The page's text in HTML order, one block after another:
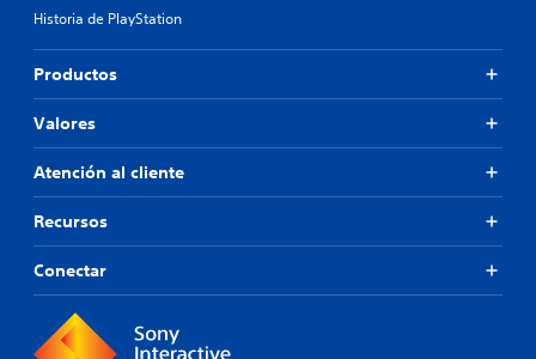
Historia de PlayStation
Productos
Valores
Atención al cliente
Recursos
Conectar